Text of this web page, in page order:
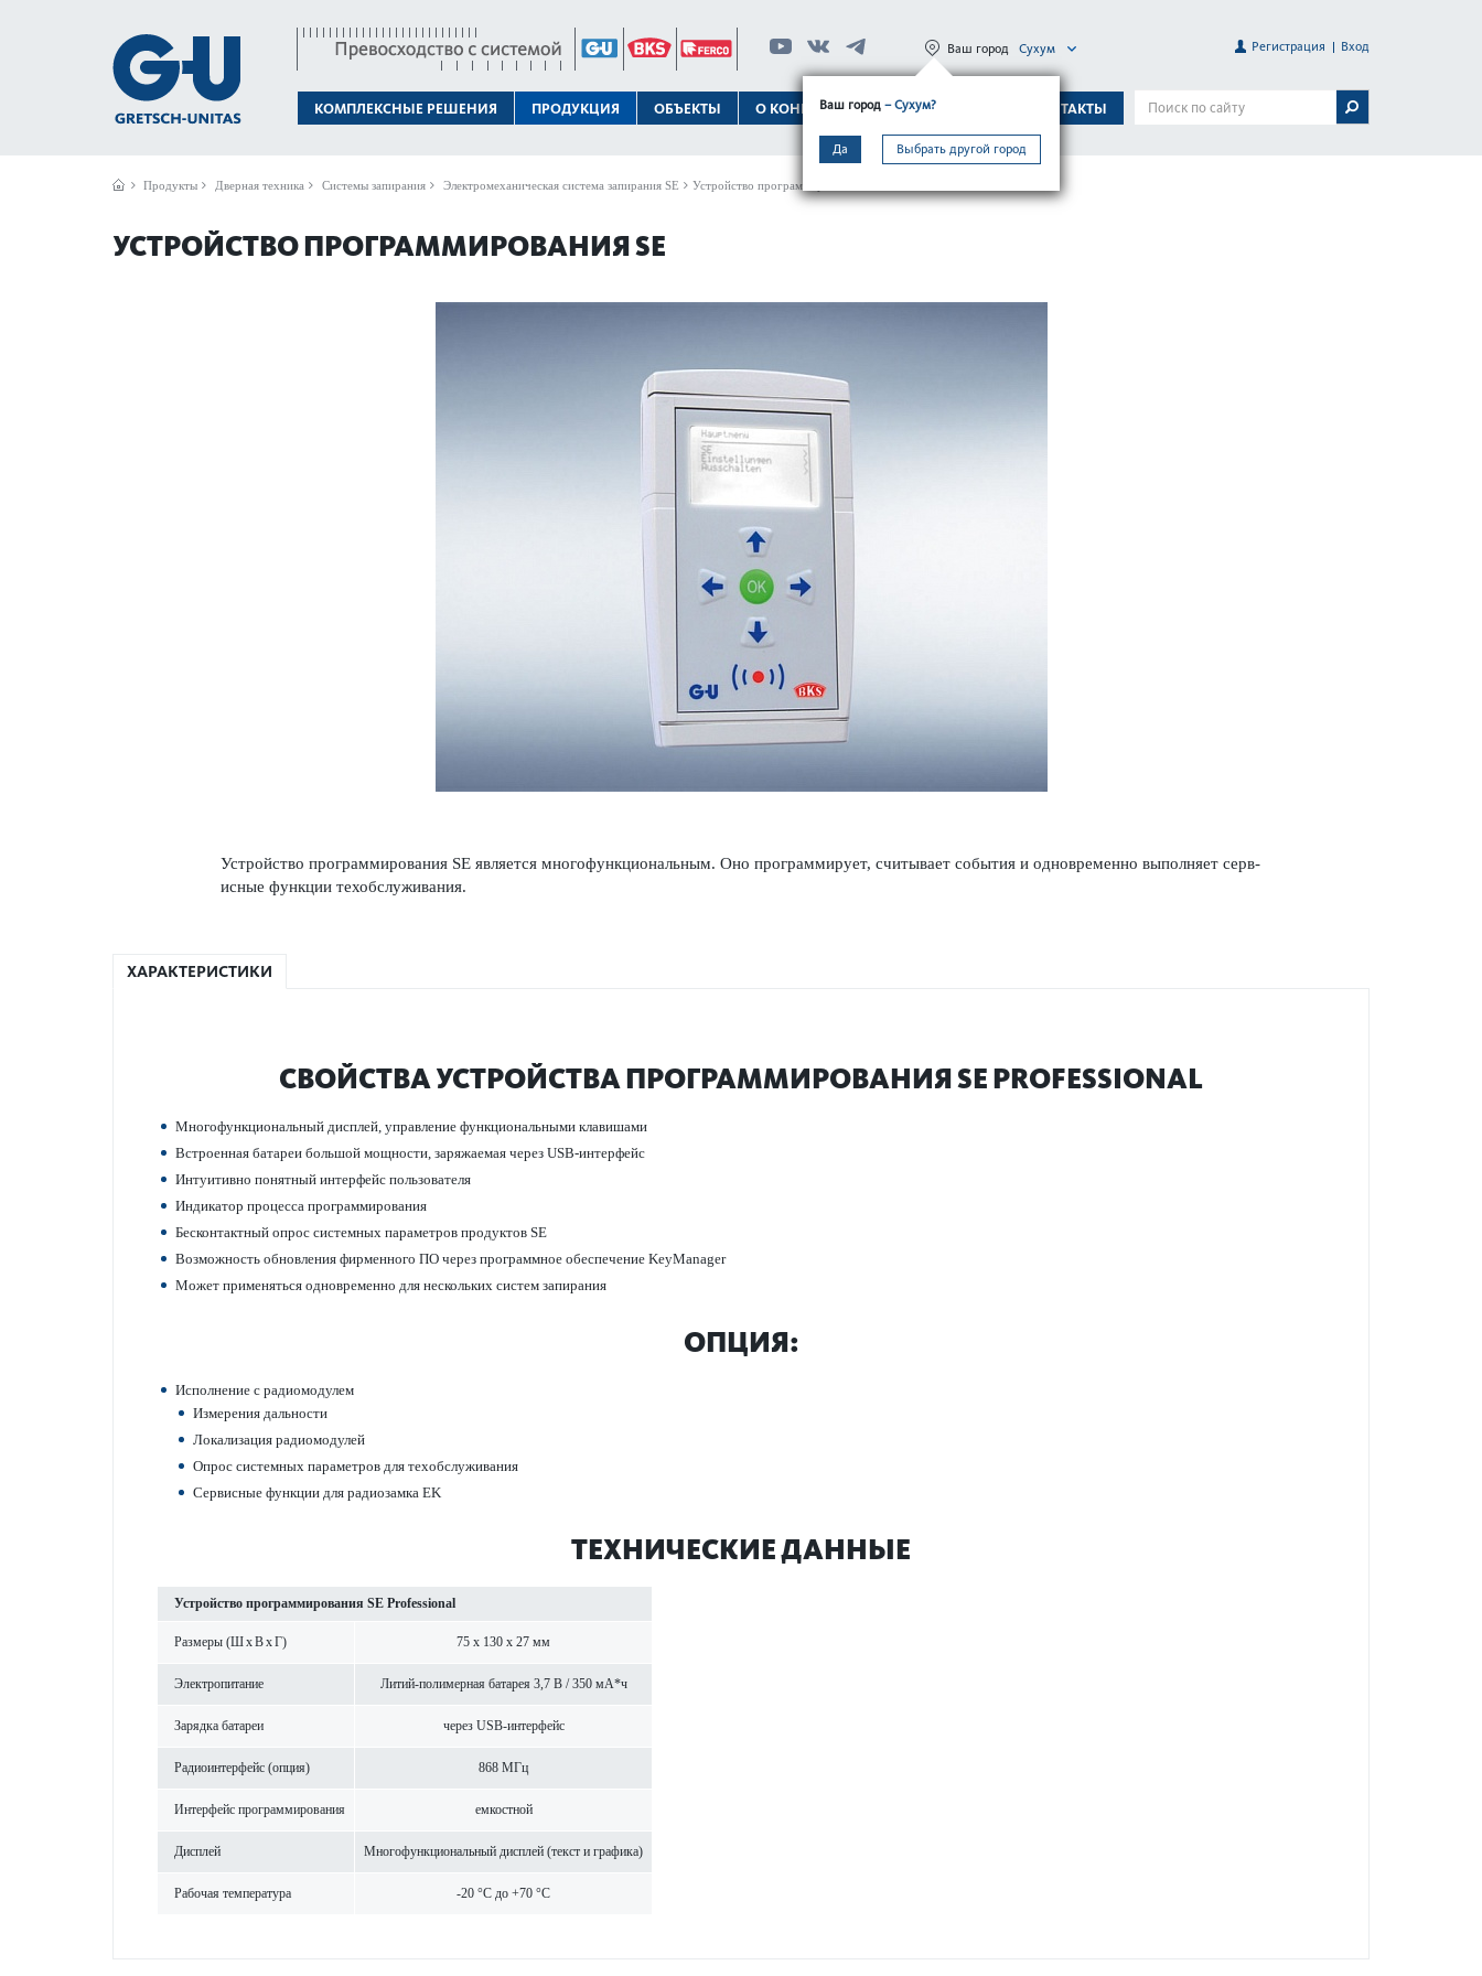
КОМПЛЕКСНЫЕ РЕШЕНИЯ ПРОДУКЦИЯ ОБЪЕКТЫ О КОНЦЕРНЕ ТЕХПОДДЕРЖКА КОНТАКТЫ
Ваш город – Сухум?
Да Выбрать другой город
Ваш город Сухум Регистрация Вход
Продукты Дверная техника Системы запирания Электромеханическая система запирания SE Устройство программирования SE
УСТРОЙСТВО ПРОГРАММИРОВАНИЯ SE
Устройство программирования SE является многофункцио­н­альным. Оно программирует, считывает события и одн­овременно вып­олняет серв­
исные функции техоб­служивания.
ХАРАКТЕРИСТИКИ
СВОЙСТВА УСТРОЙСТВА ПРОГРАММИРОВАНИЯ SE PROFESSIONAL
Многофункцио­н­альный дисплей, управ­ление функцио­н­альными клав­ишами
Встроенная бат­ареи большой мощности, зар­яжаемая через USB-интерфейс
Интуитивно понятный интерфейс поль­зователя
Инди­к­атор процесса программирования
Бес­к­онтактный опрос сис­темных параметров продуктов SE
Возможность обнов­ления фирменного ПО через программное обеспечение KeyManager
Может применяться одн­овременно для нес­кольких систем запирания
ОПЦИЯ:
Исполнение с радио­модулем
Измер­ения дальности
Локал­изация радио­модулей
Опрос сис­темных параметров для техоб­служивания
Серв­исные функции для радио­замка EK
ТЕХНИЧЕСКИЕ ДАННЫЕ
Устройство программирования SE Professional
Размеры (Ш x В x Г) 75 x 130 x 27 мм
Электропитание Литий-полимерная бат­арея 3,7 В / 350 мА*ч
Зар­ядка бат­ареи через USB-интерфейс
Радиоинтерфейс (опция) 868 МГц
Интерфейс программирования емкос­тной
Дисплей Многофункцио­н­альный дисплей (текст и графика)
Рабочая темпер­атура -20 °C до +70 °C